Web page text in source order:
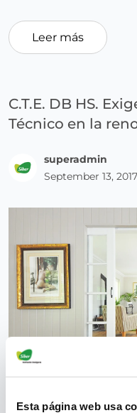
Esta página web usa
Leer más
C.T.E. DB HS.
Técnico en la
superadmin
September 13, 2017